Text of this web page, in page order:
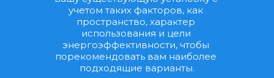
учетом таких факторов, как
пространство, характер
использования и цели
энергоэффективности, чтобы
порекомендовать вам наиболее
подходящие варианты.